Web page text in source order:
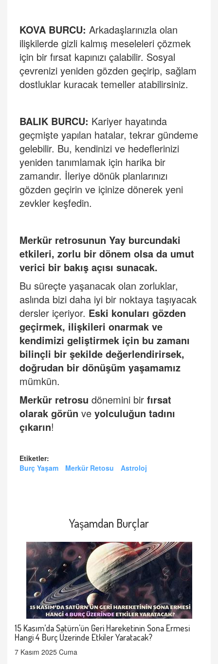
KOVA BURCU: Arkadaşlarınızla olan
ilişkilerde gizli kalmış meseleleri çözmek
için bir fırsat kapınızı çalabilir. Sosyal
çevrenizi yeniden gözden geçirip, sağlam
dostluklar kuracak temeller atabilirsiniz.
BALIK BURCU: Kariyer hayatında
geçmişte yapılan hatalar, tekrar gündeme
gelebilir. Bu, kendinizi ve hedeflerinizi
yeniden tanımlamak için harika bir
zamandır. İleriye dönük planlarınızı
gözden geçirin ve içinize dönerek yeni
zevkler keşfedin.
Merkür retrosunun Yay burcundaki
etkileri, zorlu bir dönem olsa da umut
verici bir bakış açısı sunacak.
Bu süreçte yaşanacak olan zorluklar,
aslında bizi daha iyi bir noktaya taşıyacak
dersler içeriyor. Eski konuları gözden
geçirmek, ilişkileri onarmak ve
kendimizi geliştirmek için bu zamanı
bilinçli bir şekilde değerlendirirsek,
doğrudan bir dönüşüm yaşamamız
mümkün.
Merkür retrosu dönemini bir fırsat
olarak görün ve yolculuğun tadını
çıkarın!
Etiketler:
Burç Yaşam
Merkür Retosu Astroloj
Yaşamdan Burçlar
15 Kasım’da Satürn'ün Geri Hareketinin Sona Ermesi
Hangi 4 Burç Üzerinde Etkiler Yaratacak?
7 Kasım 2025 Cuma